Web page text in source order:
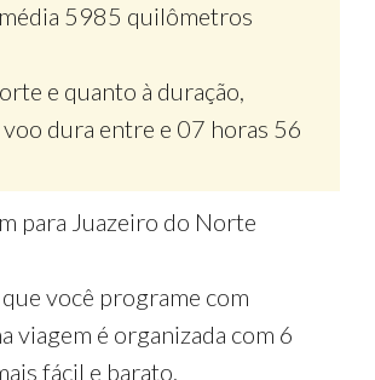
5985 quilômetros
e quanto à duração,
dura entre e 07 horas 56
para Juazeiro do Norte
você programe com
viagem é organizada com 6
fácil e barato.